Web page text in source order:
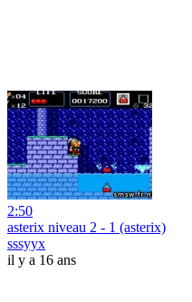
2:50
asterix niveau 2 - 1 (asterix)
sssyyx
il y a 16 ans